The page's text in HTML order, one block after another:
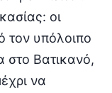
οι
τον υπόλοιπο
στο Βατικανό,
να